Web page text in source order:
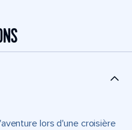
lors d'une croisière